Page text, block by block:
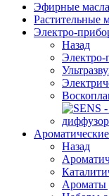
Эфирные масла
Растительные
Электро-
Назад
Назад
Ароматы